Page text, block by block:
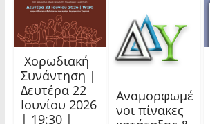
Χορωδιακή
Συνάντηση |
Δευτέρα 22
Ιουνίου 2026
| 19:30 |
Αναμορφωμέ
νοι πίνακες